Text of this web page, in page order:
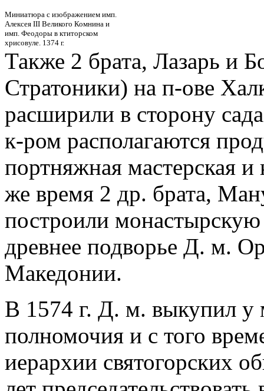
Миниатюра с изображением имп.
Алексея III Великого Комнина и
имп. Феодоры в ктиторском
хрисовуле. 1374 г.
Также 2 брата, Лазарь и
Стратоники) на п-ове
расширили в сторону
к-ром располагаются
портняжная мастерская
же время 2 др. брата,
построили
древнее подворье Д. м.
Македонии.
В 1574 г. Д. м. выкупил у
полномочия и с того
иерархии святогорских